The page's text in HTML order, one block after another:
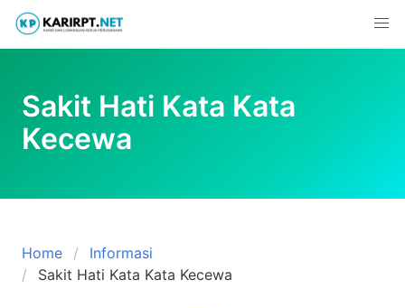
Skip
content
Sakit Hati Kata Kata
Kecewa
Home
Informasi
Sakit Hati Kata Kata Kecewa